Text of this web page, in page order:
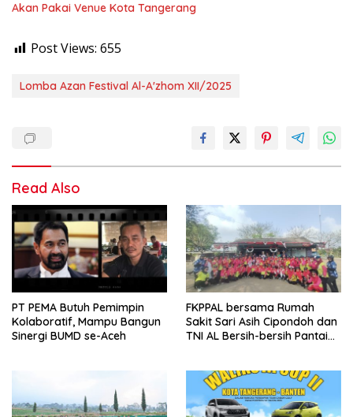
Akan Pakai Venue Kota Tangerang
Post Views: 655
Lomba Azan Festival Al-A'zhom XII/2025
Read Also
PT PEMA Butuh Pemimpin
Kolaboratif, Mampu Bangun
Sinergi BUMD se-Aceh
FKPPAL bersama Rumah
Sakit Sari Asih Cipondoh dan
TNI AL Bersih-bersih Pantai